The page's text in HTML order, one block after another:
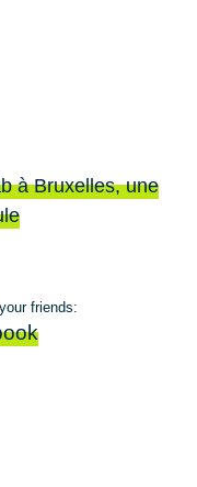
à Bruxelles, une
friends: